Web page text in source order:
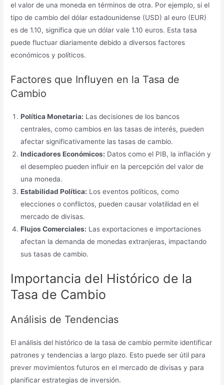
el valor de una moneda en términos de otra. Por ejemplo, si el
tipo de cambio del dólar estadounidense (USD) al euro (EUR)
es de 1.10, significa que un dólar vale 1.10 euros. Esta tasa
puede fluctuar diariamente debido a diversos factores
económicos y políticos.
Factores que Influyen en la Tasa de
Cambio
Política Monetaria: Las decisiones de los bancos
centrales, como cambios en las tasas de interés, pueden
afectar significativamente las tasas de cambio.
Indicadores Económicos: Datos como el PIB, la inflación y
el desempleo pueden influir en la percepción del valor de
una moneda.
Estabilidad Política: Los eventos políticos, como
elecciones o conflictos, pueden causar volatilidad en el
mercado de divisas.
Flujos Comerciales: Las exportaciones e importaciones
afectan la demanda de monedas extranjeras, impactando
sus tasas de cambio.
Importancia del Histórico de la
Tasa de Cambio
Análisis de Tendencias
El análisis del histórico de la tasa de cambio permite identificar
patrones y tendencias a largo plazo. Esto puede ser útil para
prever movimientos futuros en el mercado de divisas y para
planificar estrategias de inversión.